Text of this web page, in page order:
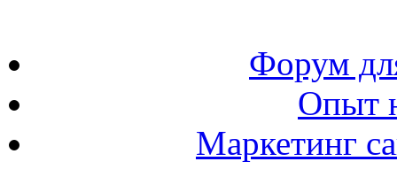
Форум
Опыт
Маркетинг